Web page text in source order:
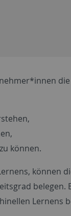
können.
können
Lernens